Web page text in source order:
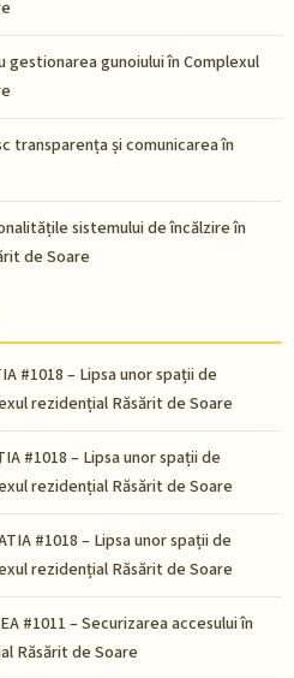
gestionarea gunoiului în Complexul
transparența și comunicarea în
sistemului de încălzire în
de Soare
#1018 – Lipsa unor spații de
rezidențial Răsărit de Soare
#1018 – Lipsa unor spații de
rezidențial Răsărit de Soare
#1018 – Lipsa unor spații de
rezidențial Răsărit de Soare
#1011 – Securizarea accesului în
Răsărit de Soare